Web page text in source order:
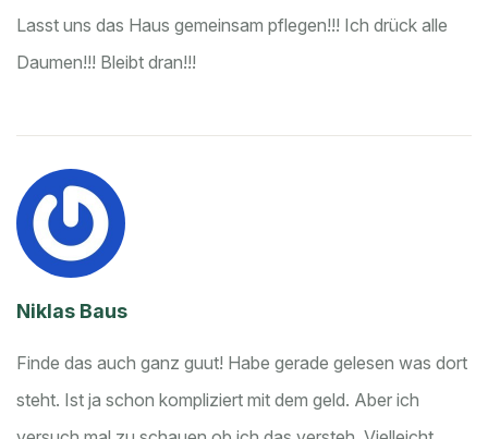
Lasst uns das Haus gemeinsam pflegen!!! Ich drück alle
Daumen!!! Bleibt dran!!!
Niklas Baus
Finde das auch ganz guut! Habe gerade gelesen was dort
steht. Ist ja schon kompliziert mit dem geld. Aber ich